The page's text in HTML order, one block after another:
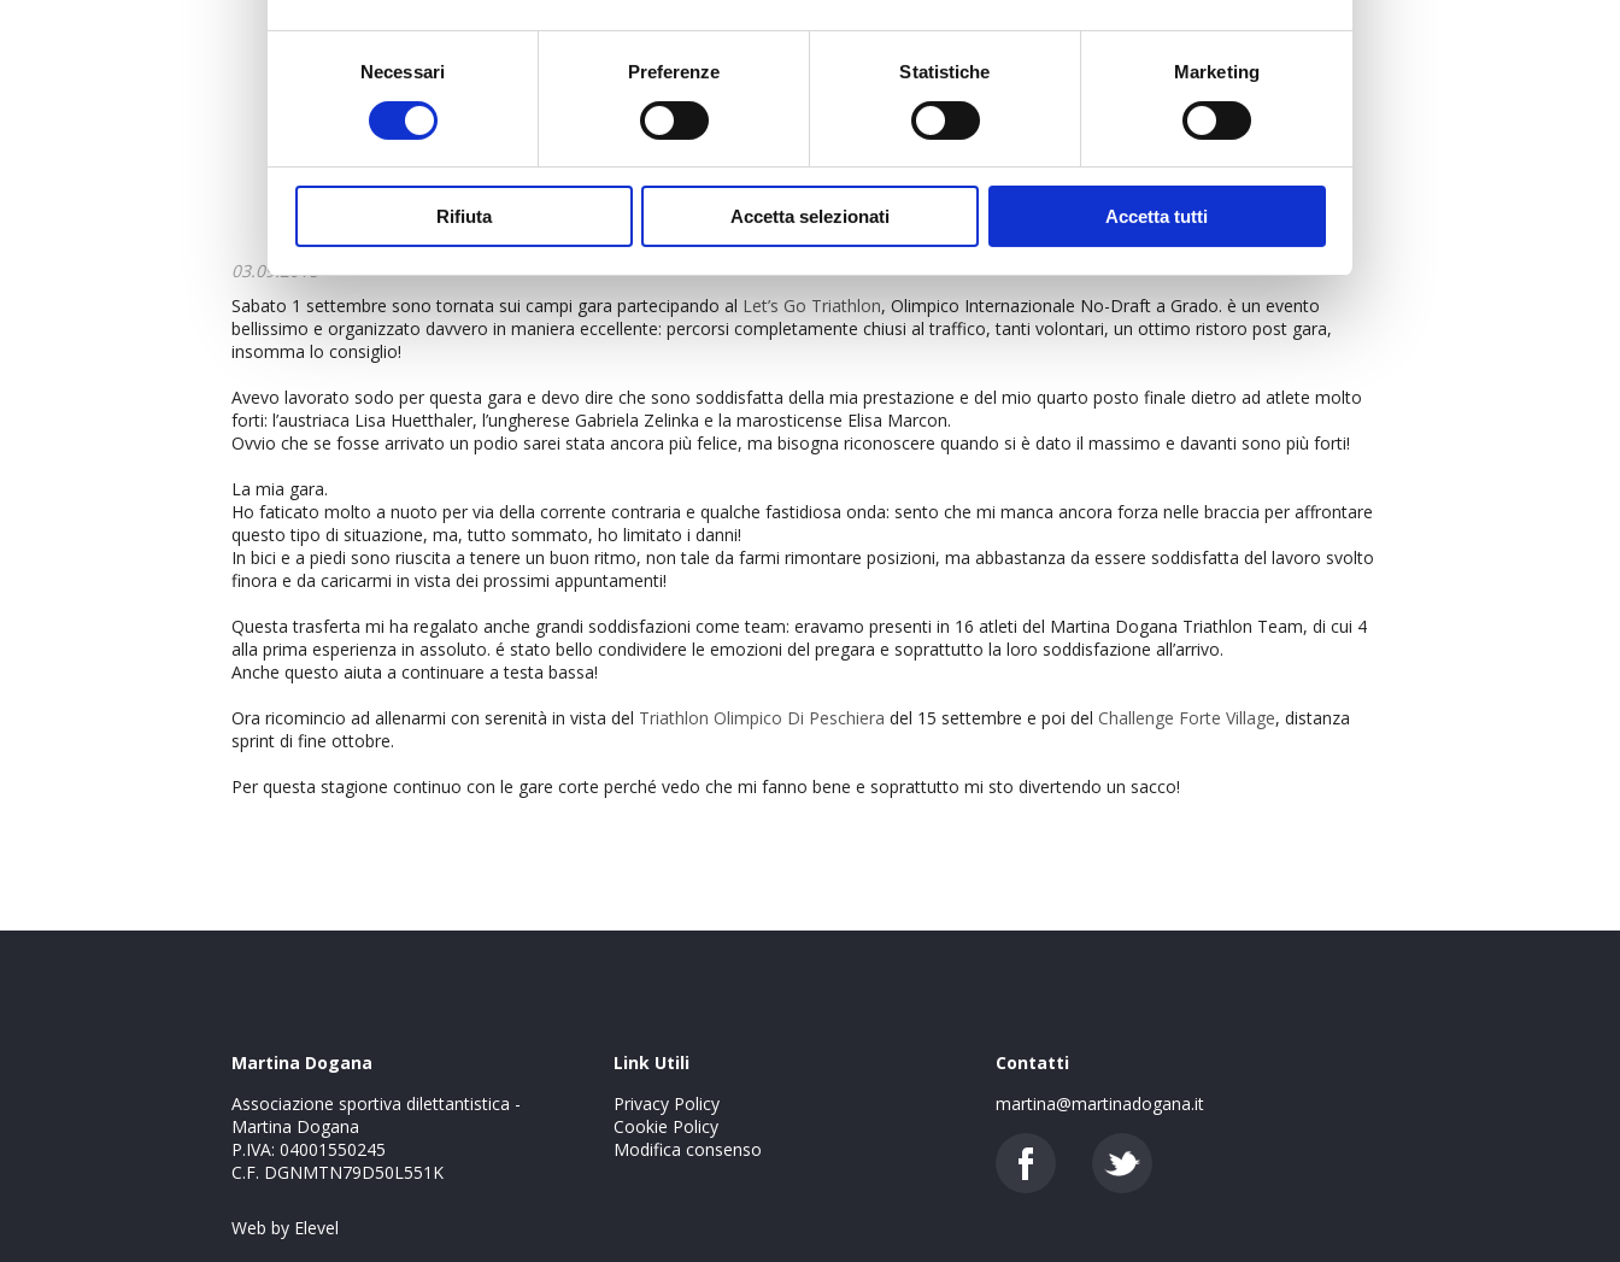
Necessari Preferenze Statistiche Marketing
Rifiuta Accetta selezionati Accetta tutti
03.09.2018
Sabato 1 settembre sono tornata sui campi gara partecipando al Let’s Go Triathlon, Olimpico Internazionale No-Draft a Grado. è un evento
bellissimo e organizzato davvero in maniera eccellente: percorsi completamente chiusi al traffico, tanti volontari, un ottimo ristoro post gara,
insomma lo consiglio!
Avevo lavorato sodo per questa gara e devo dire che sono soddisfatta della mia prestazione e del mio quarto posto finale dietro ad atlete molto
forti: l’austriaca Lisa Huetthaler, l’ungherese Gabriela Zelinka e la marosticense Elisa Marcon.
Ovvio che se fosse arrivato un podio sarei stata ancora più felice, ma bisogna riconoscere quando si è dato il massimo e davanti sono più forti!
La mia gara.
Ho faticato molto a nuoto per via della corrente contraria e qualche fastidiosa onda: sento che mi manca ancora forza nelle braccia per affrontare
questo tipo di situazione, ma, tutto sommato, ho limitato i danni!
In bici e a piedi sono riuscita a tenere un buon ritmo, non tale da farmi rimontare posizioni, ma abbastanza da essere soddisfatta del lavoro svolto
finora e da caricarmi in vista dei prossimi appuntamenti!
Questa trasferta mi ha regalato anche grandi soddisfazioni come team: eravamo presenti in 16 atleti del Martina Dogana Triathlon Team, di cui 4
alla prima esperienza in assoluto. é stato bello condividere le emozioni del pregara e soprattutto la loro soddisfazione all’arrivo.
Anche questo aiuta a continuare a testa bassa!
Ora ricomincio ad allenarmi con serenità in vista del Triathlon Olimpico Di Peschiera del 15 settembre e poi del Challenge Forte Village, distanza
sprint di fine ottobre.
Per questa stagione continuo con le gare corte perché vedo che mi fanno bene e soprattutto mi sto divertendo un sacco!
Martina Dogana
Associazione sportiva dilettantistica -
Martina Dogana
P.IVA: 04001550245
C.F. DGNMTN79D50L551K
Link Utili
Privacy Policy
Cookie Policy
Modifica consenso
Contatti
martina@martinadogana.it
Web by Elevel